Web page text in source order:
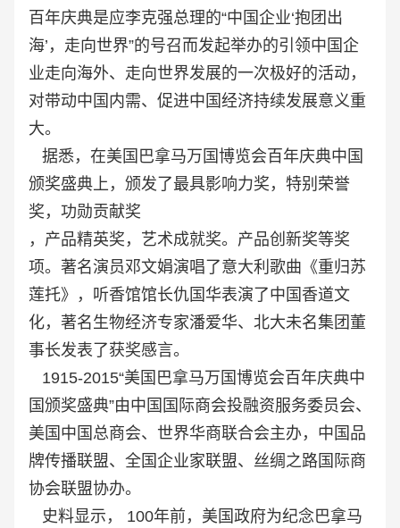
百年庆典是应李克强总理的“中国企业‘抱团出
海’，走向世界”的号召而发起举办的引领中国企
业走向海外、走向世界发展的一次极好的活动，
对带动中国内需、促进中国经济持续发展意义重
大。
据悉，在美国巴拿马万国博览会百年庆典中国
颁奖盛典上，颁发了最具影响力奖，特别荣誉
奖，功勋贡献奖
，产品精英奖，艺术成就奖。产品创新奖等奖
项。著名演员邓文娟演唱了意大利歌曲《重归苏
莲托》，听香馆馆长仇国华表演了中国香道文
化，著名生物经济专家潘爱华、北大未名集团董
事长发表了获奖感言。
1915-2015“美国巴拿马万国博览会百年庆典中
国颁奖盛典”由中国国际商会投融资服务委员会、
美国中国总商会、世界华商联合会主办，中国品
牌传播联盟、全国企业家联盟、丝绸之路国际商
协会联盟协办。
史料显示， 100年前，美国政府为纪念巴拿马